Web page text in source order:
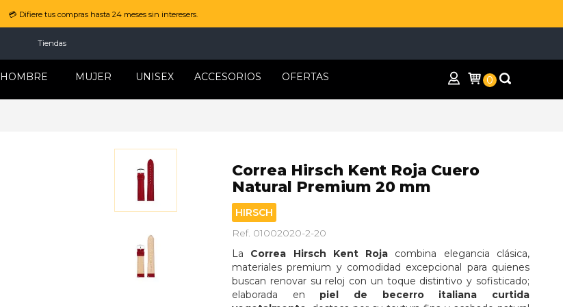
💳 Difiere tus compras hasta 24 meses sin interesers.
Tiendas
HOMBRE MUJER UNISEX ACCESORIOS OFERTAS 0
Correa Hirsch Kent Roja Cuero
Natural Premium 20 mm
HIRSCH
Ref. 01002020-2-20
La Correa Hirsch Kent Roja combina elegancia clásica,
materiales premium y comodidad excepcional para quienes
buscan renovar su reloj con un toque distintivo y sofisticado;
elaborada en piel de becerro italiana curtida